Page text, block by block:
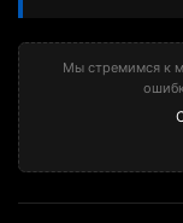
Мы стремимся к